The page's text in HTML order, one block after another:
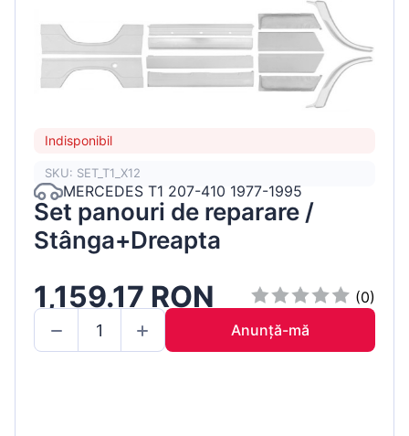
Indisponibil
SKU: SET_T1_X12
MERCEDES T1 207-410 1977-1995
Set panouri de reparare /
Stânga+Dreapta
1,159.17 RON
(0)
Anunță-mă